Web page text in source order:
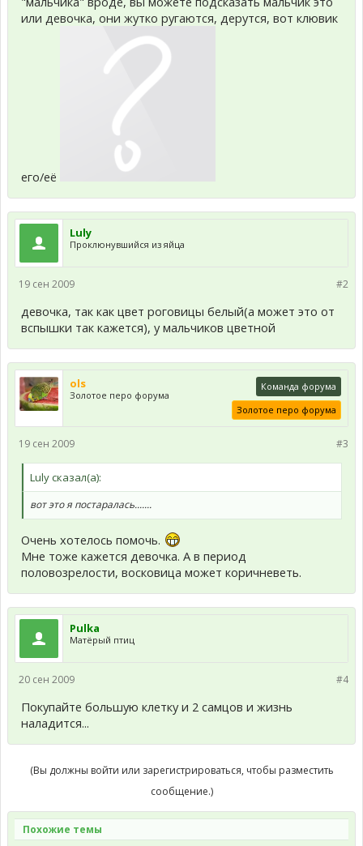
или девочка, они жутко ругаются, дерутся, вот клювик
его/её
Luly
Проклюнувшийся из яйца
#2
19 сен 2009
девочка, так как цвет роговицы белый(а может это от
вспышки так кажется), у мальчиков цветной
ols
Золотое перо форума
Команда форума
Золотое перо форума
#3
19 сен 2009
Luly сказал(а):
вот это я постаралась.......
Очень хотелось помочь.
Мне тоже кажется девочка. А в период
половозрелости, восковица может коричневеть.
Pulka
Матёрый птиц
#4
20 сен 2009
Покупайте большую клетку и 2 самцов и жизнь
наладится...
(Вы должны войти или зарегистрироваться, чтобы разместить
сообщение.)
Похожие темы